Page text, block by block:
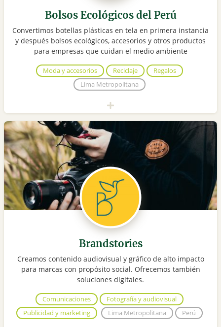
Bolsos Ecológicos del Perú
Convertimos botellas plásticas en tela en primera instancia
y después bolsos ecológicos, accesorios y otros productos
para empresas que cuidan el medio ambiente
Moda y accesorios Reciclaje
Regalos
Lima Metropolitana
Brandstories
Creamos contenido audiovisual y gráfico de alto impacto
para marcas con propósito social. Ofrecemos también
soluciones digitales.
Comunicaciones
Fotografía y audiovisual
Publicidad y marketing
Lima Metropolitana Perú